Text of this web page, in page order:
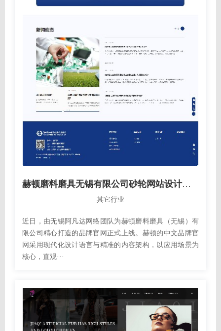
赫顿磨料磨具无锡有限公司砂轮网站设计网站建设制作案例
其它行业
近日，由无锡阿凡达网络团队为赫顿磨料磨具（无锡）有
限公司精心打造的品牌官网正式上线。赫顿的中文品牌官
网采用现代化设计语言与精准的内容架构，以应用场景为
核心，直观···